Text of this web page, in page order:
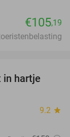
€105,19
26%
in hartje
9.2 star